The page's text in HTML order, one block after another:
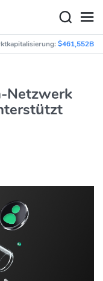
$461,552B
Netzwerk